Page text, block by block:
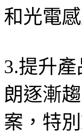
和光電
3.提升
朗逐漸
案，特